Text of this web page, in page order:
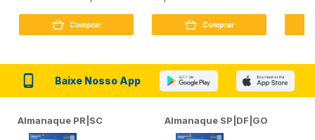
Comprar Comprar
Baixe Nosso App
Almanaque PR|SC Almanaque SP|DF|GO